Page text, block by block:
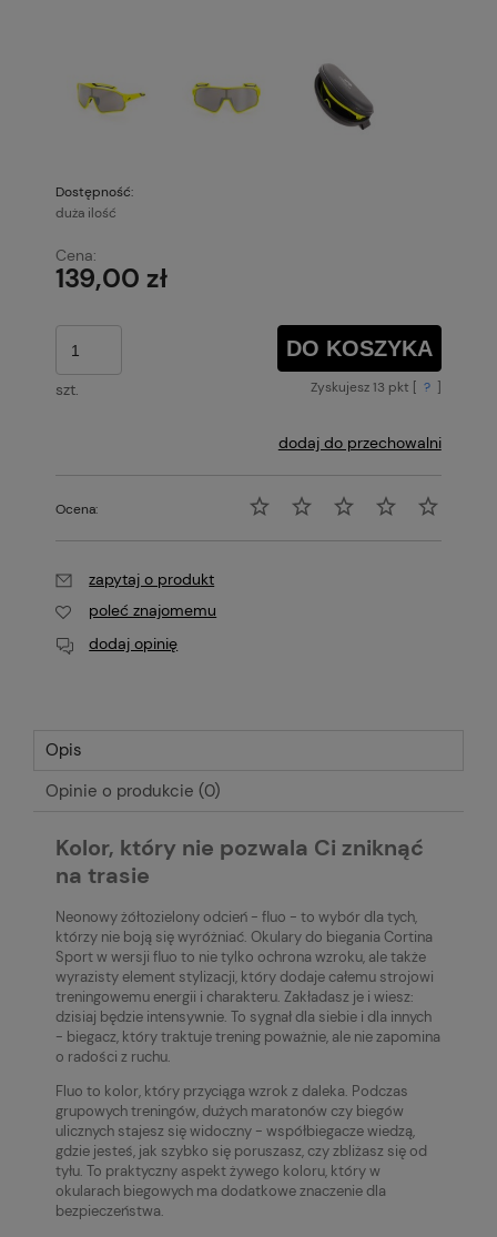
Dostępność:
duża ilość
Cena:
139,00 zł
szt.
DO KOSZYKA
Zyskujesz 13 pkt [ ? ]
dodaj do przechowalni
Ocena:
zapytaj o produkt
poleć znajomemu
dodaj opinię
Opis
Opinie o produkcie (0)
Kolor, który nie pozwala Ci zniknąć
na trasie
Neonowy żółtozielony odcień - fluo - to wybór dla tych,
którzy nie boją się wyróżniać. Okulary do biegania Cortina
Sport w wersji fluo to nie tylko ochrona wzroku, ale także
wyrazisty element stylizacji, który dodaje całemu strojowi
treningowemu energii i charakteru. Zakładasz je i wiesz:
dzisiaj będzie intensywnie. To sygnał dla siebie i dla innych
- biegacz, który traktuje trening poważnie, ale nie zapomina
o radości z ruchu.
Fluo to kolor, który przyciąga wzrok z daleka. Podczas
grupowych treningów, dużych maratonów czy biegów
ulicznych stajesz się widoczny - współbiegacze wiedzą,
gdzie jesteś, jak szybko się poruszasz, czy zbliżasz się od
tyłu. To praktyczny aspekt żywego koloru, który w
okularach biegowych ma dodatkowe znaczenie dla
bezpieczeństwa.